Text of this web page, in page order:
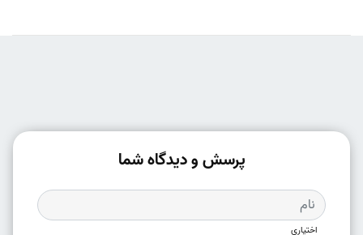
پرسش و دیدگاه شما
اختیاری